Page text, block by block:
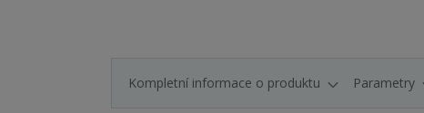
Kompletní informace o produktu Parametry